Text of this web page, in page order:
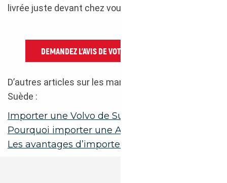
livrée juste devant chez vous.
DEMANDEZ L’AVIS DE VOTRE COURTIER AUTO
D’autres articles sur les marques à importer de
Suède :
Importer une Volvo de Suède
Pourquoi importer une Audi de Suède
Les avantages d’importer une Tesla de Suède